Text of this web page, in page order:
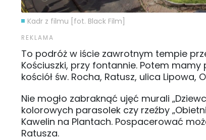
Kadr z filmu [fot. Black Film]
To podróż w iście zawrotnym tempie
Kościuszki, przy fontannie. Potem
kościół św. Rocha, Ratusz, ulica Lipowa,
Nie mogło zabraknąć ujęć murali
kolorowych parasolek czy rzeźby
Kawelin na Plantach. Pospacerować
Ratusza.